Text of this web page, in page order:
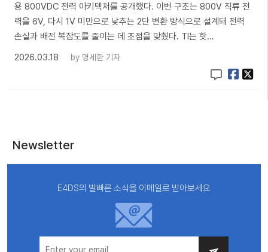
용 800VDC 전력 아키텍처를 공개했다. 이번 구조는 800V 직류 전
력을 6V, 다시 1V 미만으로 낮추는 2단 변환 방식으로 설계돼 전력
손실과 배전 복잡도를 줄이는 데 초점을 맞췄다. TI는 핫…
2026.03.18
by 명세환 기자
Newsletter
E4DS의 발빠른 소식을 이메일로 받아보세요